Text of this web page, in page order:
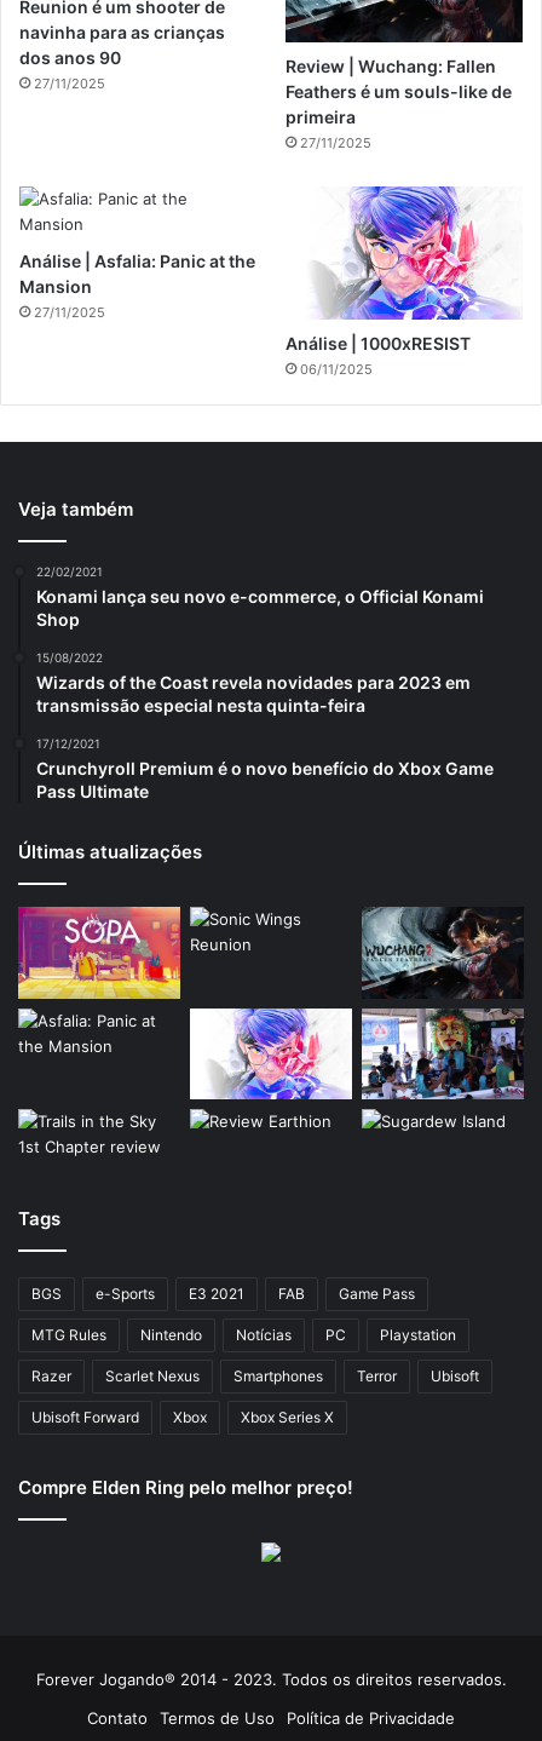
Reunion é um shooter de
navinha para as crianças
dos anos 90
27/11/2025
Review | Wuchang: Fallen
Feathers é um souls-like de
primeira
27/11/2025
Análise | Asfalia: Panic at the
Mansion
27/11/2025
Análise | 1000xRESIST
06/11/2025
Veja também
22/02/2021
Konami lança seu novo e-commerce, o Official Konami
Shop
15/08/2022
Wizards of the Coast revela novidades para 2023 em
transmissão especial nesta quinta-feira
17/12/2021
Crunchyroll Premium é o novo benefício do Xbox Game
Pass Ultimate
Últimas atualizações
Tags
BGS e-Sports E3 2021 FAB Game Pass
MTG Rules Nintendo Notícias PC Playstation
Razer Scarlet Nexus Smartphones Terror Ubisoft
Ubisoft Forward Xbox Xbox Series X
Compre Elden Ring pelo melhor preço!
Forever Jogando® 2014 - 2023. Todos os direitos reservados.
Contato
Termos de Uso Política de Privacidade